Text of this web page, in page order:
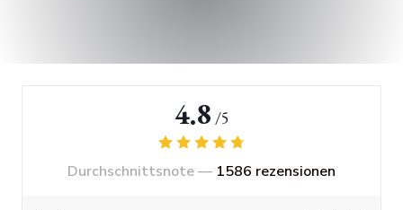
4.8 /5
Durchschnittsnote — 1586 rezensionen